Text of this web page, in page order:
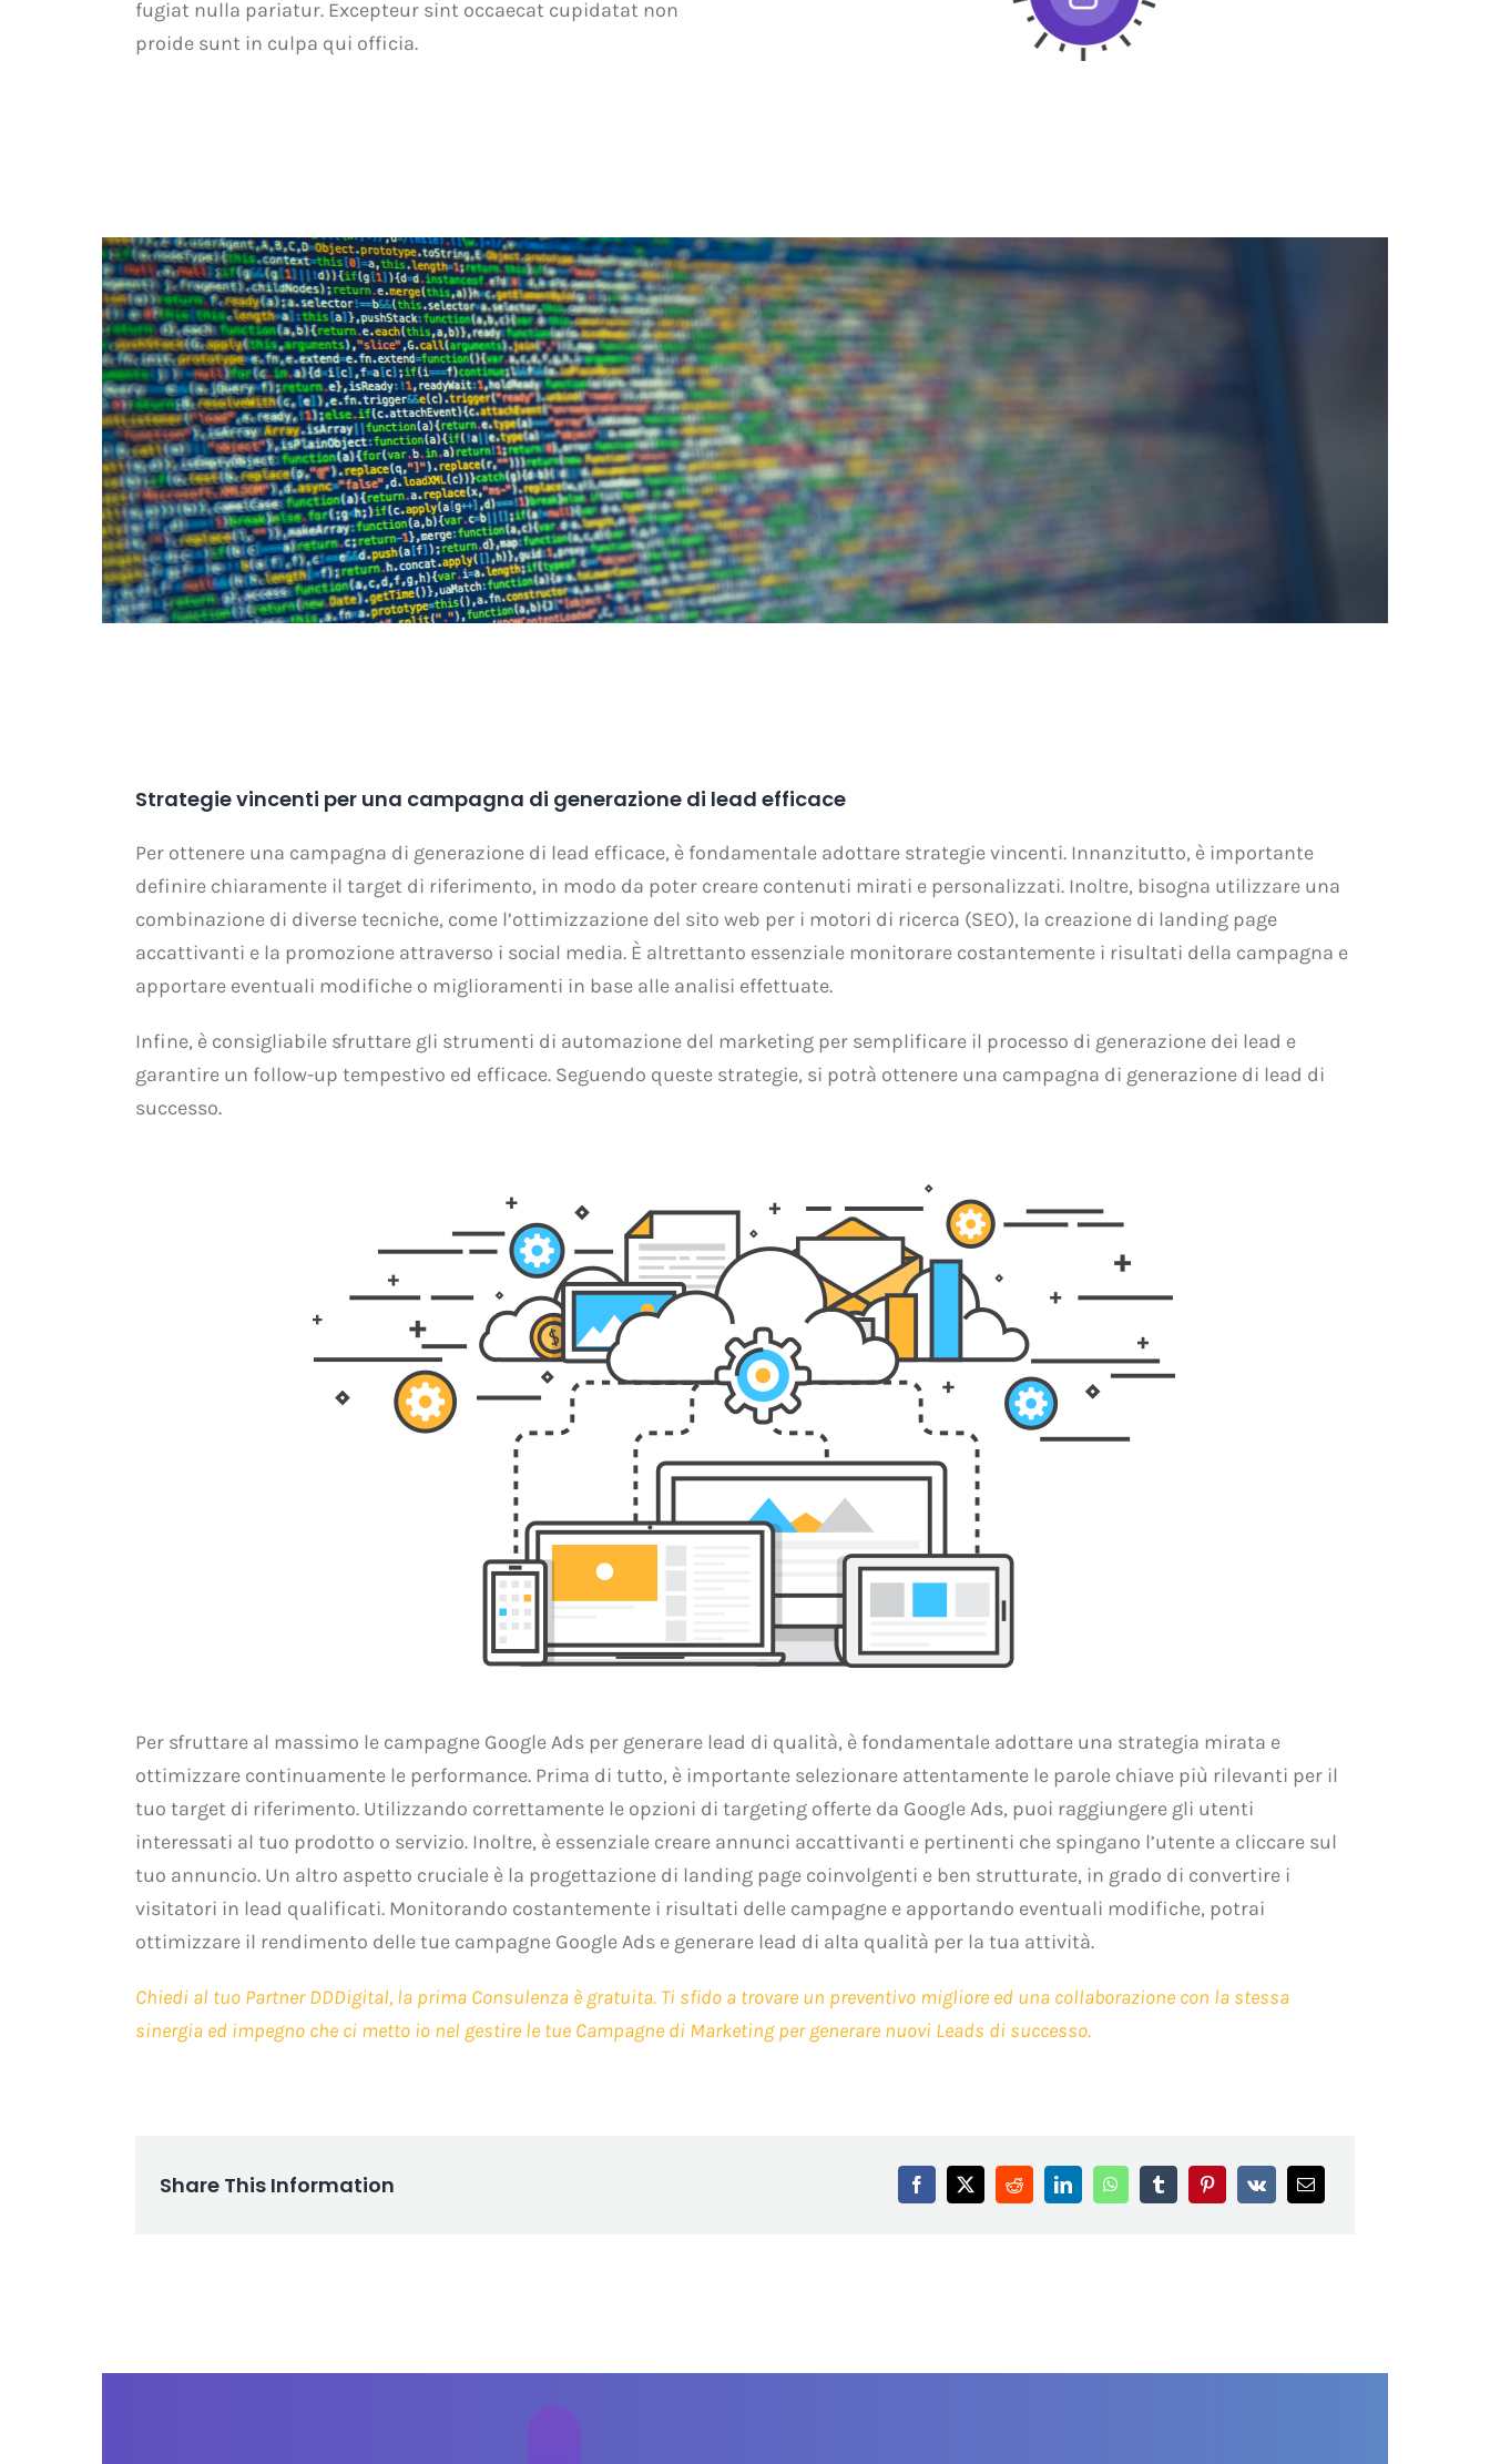
fugiat nulla pariatur. Excepteur sint occaecat cupidatat non
proide sunt in culpa qui officia.
Strategie vincenti per una campagna di generazione di lead efficace
Per ottenere una campagna di generazione di lead efficace, è fondamentale adottare strategie vincenti. Innanzitutto, è importante
definire chiaramente il target di riferimento, in modo da poter creare contenuti mirati e personalizzati. Inoltre, bisogna utilizzare una
combinazione di diverse tecniche, come l’ottimizzazione del sito web per i motori di ricerca (SEO), la creazione di landing page
accattivanti e la promozione attraverso i social media. È altrettanto essenziale monitorare costantemente i risultati della campagna e
apportare eventuali modifiche o miglioramenti in base alle analisi effettuate.
Infine, è consigliabile sfruttare gli strumenti di automazione del marketing per semplificare il processo di generazione dei lead e
garantire un follow-up tempestivo ed efficace. Seguendo queste strategie, si potrà ottenere una campagna di generazione di lead di
successo.
Per sfruttare al massimo le campagne Google Ads per generare lead di qualità, è fondamentale adottare una strategia mirata e
ottimizzare continuamente le performance. Prima di tutto, è importante selezionare attentamente le parole chiave più rilevanti per il
tuo target di riferimento. Utilizzando correttamente le opzioni di targeting offerte da Google Ads, puoi raggiungere gli utenti
interessati al tuo prodotto o servizio. Inoltre, è essenziale creare annunci accattivanti e pertinenti che spingano l’utente a cliccare sul
tuo annuncio. Un altro aspetto cruciale è la progettazione di landing page coinvolgenti e ben strutturate, in grado di convertire i
visitatori in lead qualificati. Monitorando costantemente i risultati delle campagne e apportando eventuali modifiche, potrai
ottimizzare il rendimento delle tue campagne Google Ads e generare lead di alta qualità per la tua attività.
Chiedi al tuo Partner DDDigital, la prima Consulenza è gratuita. Ti sfido a trovare un preventivo migliore ed una collaborazione con la stessa
sinergia ed impegno che ci metto io nel gestire le tue Campagne di Marketing per generare nuovi Leads di successo.
Share This Information